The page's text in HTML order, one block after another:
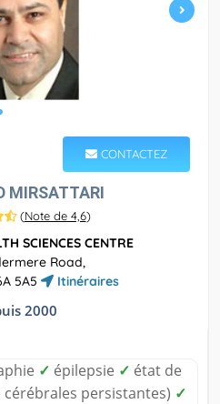
CONTACTEZ
MIRSATTARI
(Note de 4,6)
SCIENCES CENTRE
Road,
5A5
Itinéraires
2000
✓ épilepsie ✓ état de
persistantes) ✓